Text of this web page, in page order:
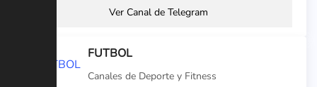
Ver Canal de Telegram
FUTBOL
Canales de Deporte y Fitness